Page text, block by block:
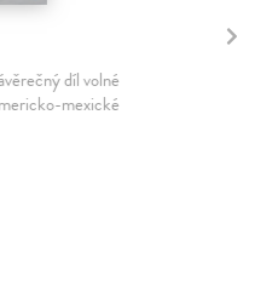
díl volné
mexické